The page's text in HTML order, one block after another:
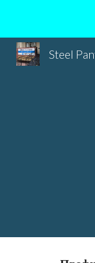
Steel